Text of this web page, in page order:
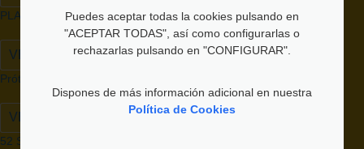
Puedes aceptar todas la cookies pulsando en
"ACEPTAR TODAS", así como configurarlas o
rechazarlas pulsando en "CONFIGURAR".
Dispones de más información adicional en nuestra
Política de Cookies
PLAN DE SALUD BUCAL INFANTIL
VER CONTENIDO
Prótesis dental removible superior + inferior
VER PROMOCIÓN
52 Servicios dentales gratuitos